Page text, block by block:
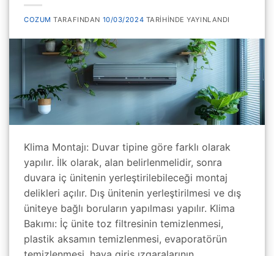
COZUM TARAFINDAN 10/03/2024 TARIHINDE YAYINLANDI
Klima Montajı: Duvar tipine göre farklı olarak
yapılır. İlk olarak, alan belirlenmelidir, sonra
duvara iç ünitenin yerleştirilebileceği montaj
delikleri açılır. Dış ünitenin yerleştirilmesi ve dış
üniteye bağlı boruların yapılması yapılır. Klima
Bakımı: İç ünite toz filtresinin temizlenmesi,
plastik aksamın temizlenmesi, evaporatörün